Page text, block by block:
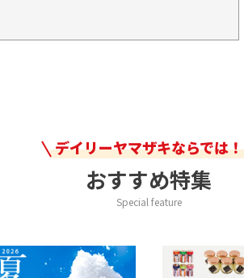
デイリーヤマザキならでは！
おすすめ特集
Special feature